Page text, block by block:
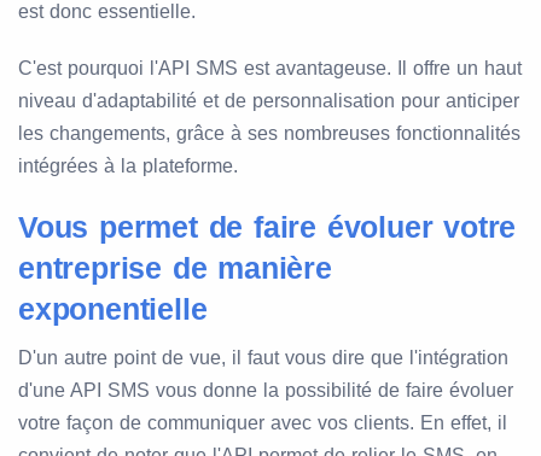
est donc essentielle.
C'est pourquoi l'API SMS est avantageuse. Il offre un haut
niveau d'adaptabilité et de personnalisation pour anticiper
les changements, grâce à ses nombreuses fonctionnalités
intégrées à la plateforme.
Vous permet de faire évoluer votre
entreprise de manière
exponentielle
D'un autre point de vue, il faut vous dire que l'intégration
d'une API SMS vous donne la possibilité de faire évoluer
votre façon de communiquer avec vos clients. En effet, il